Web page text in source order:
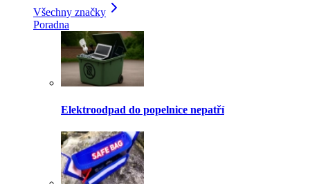
Všechny značky
Poradna
Elektroodpad do popelnice nepatří